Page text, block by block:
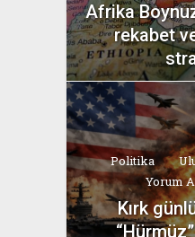
Afrika
rekabet
Politika
Yorum
Kırk